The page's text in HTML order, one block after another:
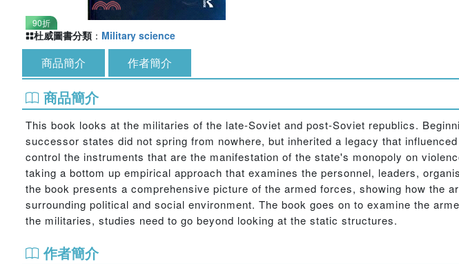
90折
杜威圖書分類 ： Military science
商品簡介 作者簡介
商品簡介
This book looks at the militaries of the late-Soviet and post-Soviet republics.
successor states did not spring from nowhere, but inherited a legacy that
control the instruments that are the manifestation of the state's monopoly on
taking a bottom up empirical approach that examines the personnel, leaders,
the book presents a comprehensive picture of the armed forces, showing how the
surrounding political and social environment. The book goes on to examine the
the militaries, studies need to go beyond looking at the static structures.
作者簡介